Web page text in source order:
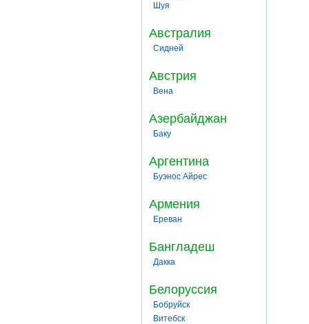
Шуя
Австралия
Сидней
Австрия
Вена
Азербайджан
Баку
Аргентина
Буэнос Айрес
Армения
Ереван
Бангладеш
Дакка
Белоруссия
Бобруйск
Витебск